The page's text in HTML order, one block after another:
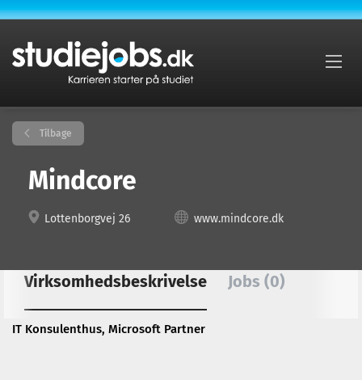
Tilbage
Mindcore
Lottenborgvej 26 www.mindcore.dk
Virksomhedsbeskrivelse Jobs (0)
IT Konsulenthus, Microsoft Partner